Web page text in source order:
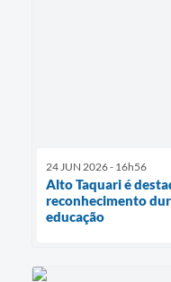
24 JUN 2026 - 16h56
Alto Taquari é
reconhecimento
educação